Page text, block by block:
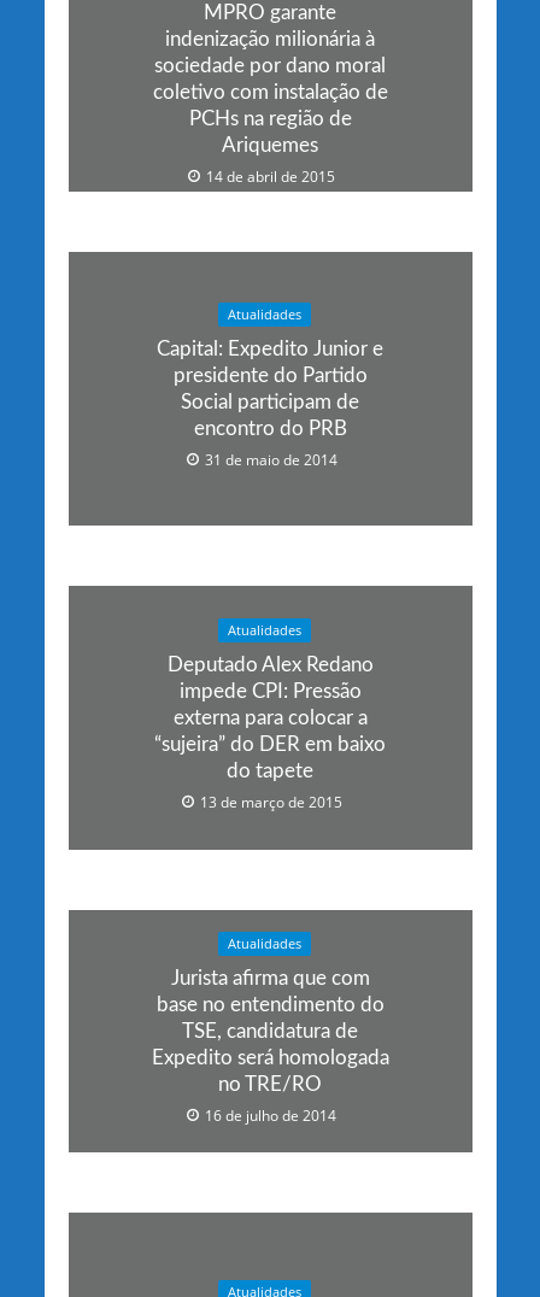
MPRO garante
indenização milionária à
sociedade por dano moral
coletivo com instalação de
PCHs na região de
Ariquemes
14 de abril de 2015
Atualidades
Capital: Expedito Junior e
presidente do Partido
Social participam de
encontro do PRB
31 de maio de 2014
Atualidades
Deputado Alex Redano
impede CPI: Pressão
externa para colocar a
“sujeira” do DER em baixo
do tapete
13 de março de 2015
Atualidades
Jurista afirma que com
base no entendimento do
TSE, candidatura de
Expedito será homologada
no TRE/RO
16 de julho de 2014
Atualidades